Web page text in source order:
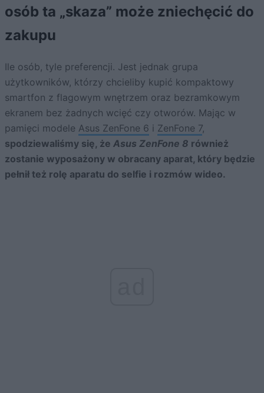
osób ta „skaza” może zniechęcić do
zakupu
Ile osób, tyle preferencji. Jest jednak grupa
użytkowników, którzy chcieliby kupić kompaktowy
smartfon z flagowym wnętrzem oraz bezramkowym
ekranem bez żadnych wcięć czy otworów. Mając w
pamięci modele Asus ZenFone 6 i ZenFone 7,
spodziewaliśmy się, że Asus ZenFone 8 również
zostanie wyposażony w obracany aparat, który będzie
pełnił też rolę aparatu do selfie i rozmów wideo.